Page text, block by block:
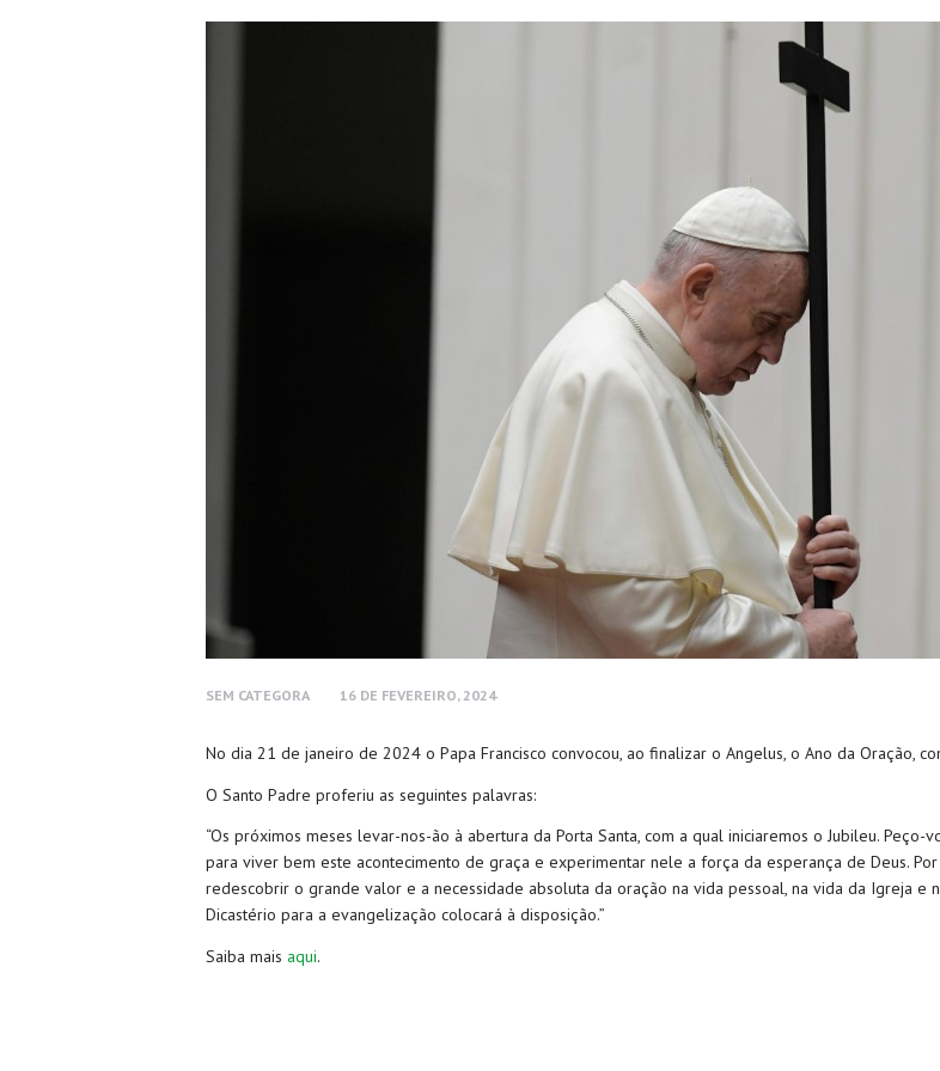
SEM CATEGORA 16 DE FEVEREIRO, 2024
No dia 21 de janeiro de 2024 o Papa Francisco convocou, ao finalizar o Angelus, o Ano da Oração,
O Santo Padre proferiu as seguintes palavras:
“Os próximos meses levar-nos-ão à abertura da Porta Santa, com a qual iniciaremos o Jubileu.
para viver bem este acontecimento de graça e experimentar nele a força da esperança de Deus. Por
redescobrir o grande valor e a necessidade absoluta da oração na vida pessoal, na vida da Igreja e
Dicastério para a evangelização colocará à disposição.”
Saiba mais aqui.